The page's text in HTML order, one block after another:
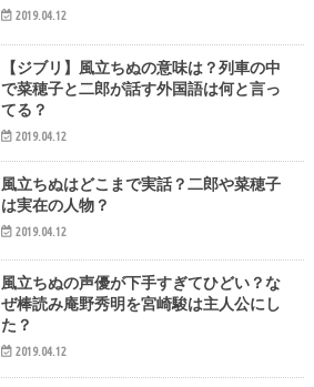
2019.04.12
【ジブリ】風立ちぬの意味は？列車の中
で菜穂子と二郎が話す外国語は何と言っ
てる？
2019.04.12
風立ちぬはどこまで実話？二郎や菜穂子
は実在の人物？
2019.04.12
風立ちぬの声優が下手すぎてひどい？な
ぜ棒読み庵野秀明を宮崎駿は主人公にし
た？
2019.04.12